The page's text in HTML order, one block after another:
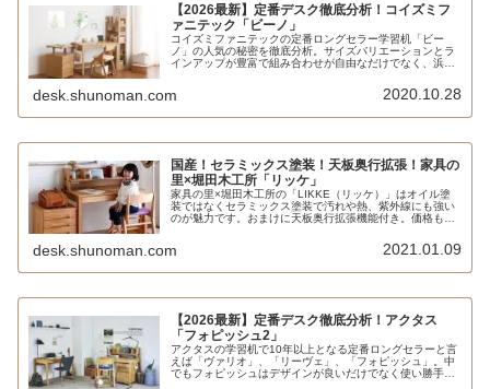
【2026最新】定番デスク徹底分析！コイズミフ
ァニテック「ビーノ」
コイズミファニテックの定番ロングセラー学習机「ビー
ノ」の人気の秘密を徹底分析。サイズバリエーションとラ
インアップが豊富で組み合わせが自由なだけでなく、浜本
ないシンプルなデザインで男女ともに人気です。
desk.shunoman.com 2020.10.28
国産！セラミックス塗装！天板奥行拡張！家具の
里×堀田木工所「リッケ」
家具の里×堀田木工所の「LIKKE（リッケ）」はオイル塗
装ではなくセラミックス塗装で汚れや熱、紫外線にも強い
のが魅力です。おまけに天板奥行拡張機能付き。価格も国
desk.shunoman.com 2021.01.09
【2026最新】定番デスク徹底分析！アクタス
「フォピッシュ2」
アクタスの学習机で10年以上となる定番ロングセラーと言
えば「ヴァリオ」、「リーヴェ」、「フォピッシュ」。中
でもフォピッシュはデザインが良いだけでなく使い勝手が